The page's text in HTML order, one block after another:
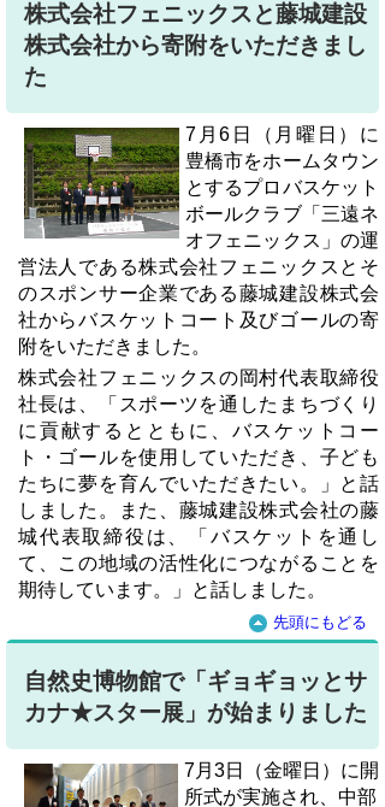
株式会社フェニックスと藤城建設
株式会社から寄附をいただきまし
た
7月6日（月曜日）に
豊橋市をホームタウン
とするプロバスケット
ボールクラブ「三遠ネ
オフェニックス」の運
営法人である株式会社フェニックスとそ
のスポンサー企業である藤城建設株式会
社からバスケットコート及びゴールの寄
附をいただきました。
株式会社フェニックスの岡村代表取締役
社長は、「スポーツを通したまちづくり
に貢献するとともに、バスケットコー
ト・ゴールを使用していただき、子ども
たちに夢を育んでいただきたい。」と話
しました。
また、藤城建設株式会社の藤
城代表取締役は、「バスケットを通し
て、この地域の活性化につながることを
期待しています。」と話しました。
先頭にもどる
自然史博物館で「ギョギョッとサ
カナ★スター展」が始まりました
7月3日（金曜日）に開
所式が実施され、中部